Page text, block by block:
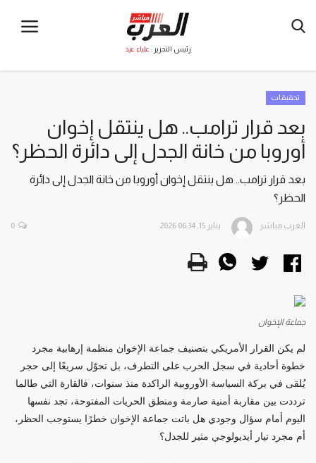
رئيس التحرير : علياء عيد
تحقيقات
بعد قرار ترامب.. هل ينتقل إخوان
أوروبا من خانة الجدل إلى دائرة الحظر؟
بعد قرار ترامب.. هل ينتقل إخوان أوروبا من خانة الجدل إلى دائرة
الحظر؟
العرب مباشر يناير 15, 2026 06:34 0
جماعة الإخوان
لم يكن القرار الأمريكي بتصنيف جماعة الإخوان منظمة إرهابية مجرد
خطوة أحادية في سجل الحرب على التطرف، بل تحوّل سريعًا إلى حجر
يُلقى في بركة السياسة الأوروبية الراكدة منذ سنوات، فالقارة التي طالما
ترددت بين مقاربة أمنية صارمة ومنطق الحريات المفتوحة، تجد نفسها
اليوم أمام سؤال وجودي هل باتت جماعة الإخوان خطرًا يستوجب الحظر،
أم مجرد تيار أيديولوجي مثير للجدل؟